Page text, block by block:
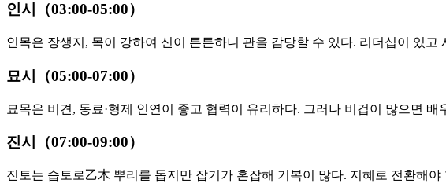
인시（03:00-05:00）
인목은 장생지, 목이 강하여 신이 튼튼하니 관을 감당할 수 있다. 리더십이 있고
묘시（05:00-07:00）
묘목은 비견, 동료·형제 인연이 좋고 협력이 유리하다. 그러나 비겁이 많으면
진시（07:00-09:00）
진토는 습토로乙木 뿌리를 돕지만 잡기가 혼잡해 기복이 많다. 지혜로 전환해야